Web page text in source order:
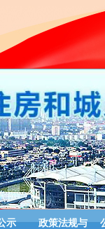
示
政策法规与